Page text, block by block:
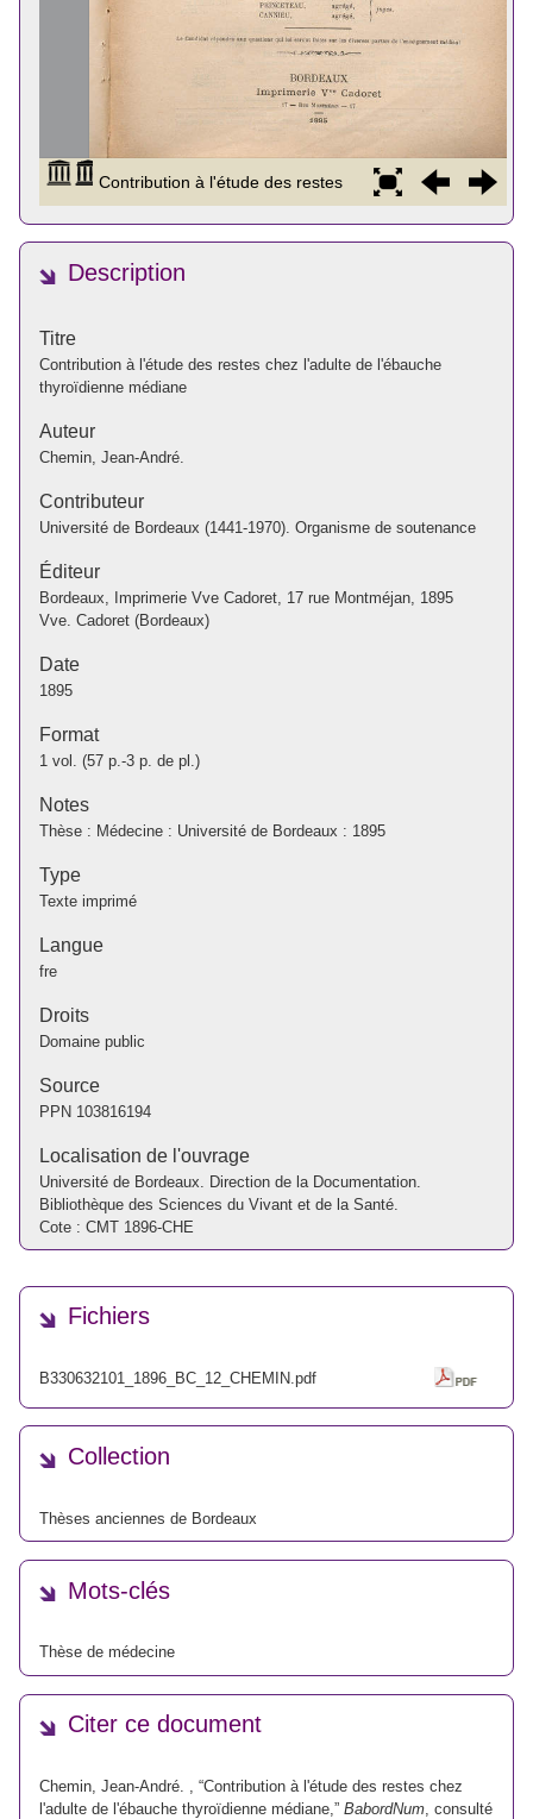
Description
Titre
Contribution à l'étude des restes chez l'adulte de l'ébauche
thyroïdienne médiane
Auteur
Chemin, Jean-André.
Contributeur
Université de Bordeaux (1441-1970). Organisme de soutenance
Éditeur
Bordeaux, Imprimerie Vve Cadoret, 17 rue Montméjan, 1895
Vve. Cadoret (Bordeaux)
Date
1895
Format
1 vol. (57 p.-3 p. de pl.)
Notes
Thèse : Médecine : Université de Bordeaux : 1895
Type
Texte imprimé
Langue
fre
Droits
Domaine public
Source
PPN 103816194
Localisation de l'ouvrage
Université de Bordeaux. Direction de la Documentation.
Bibliothèque des Sciences du Vivant et de la Santé.
Cote : CMT 1896-CHE
Fichiers
B330632101_1896_BC_12_CHEMIN.pdf
Collection
Thèses anciennes de Bordeaux
Mots-clés
Thèse de médecine
Citer ce document
Chemin, Jean-André. , “Contribution à l'étude des restes chez
l'adulte de l'ébauche thyroïdienne médiane,” BabordNum , consulté